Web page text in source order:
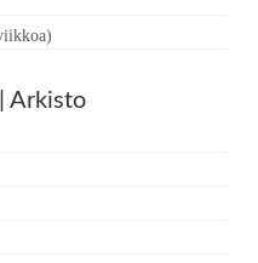
Arkisto